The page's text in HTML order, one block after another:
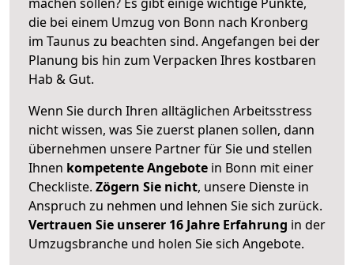
die bei einem Umzug von Bonn nach Kronberg
im Taunus zu beachten sind. Angefangen bei der
Planung bis hin zum Verpacken Ihres kostbaren
Hab & Gut.
Wenn Sie durch Ihren alltäglichen Arbeitsstress
nicht wissen, was Sie zuerst planen sollen, dann
übernehmen unsere Partner für Sie und stellen
Ihnen kompetente Angebote in Bonn mit einer
Checkliste. Zögern Sie nicht, unsere Dienste in
Anspruch zu nehmen und lehnen Sie sich zurück.
Vertrauen Sie unserer 16 Jahre Erfahrung in der
Umzugsbranche und holen Sie sich Angebote.